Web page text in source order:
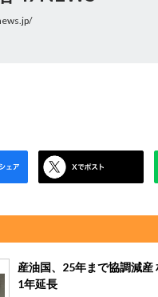
産油国、25年まで協調減産
1年延長